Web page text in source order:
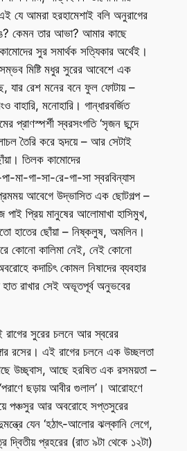
যে আমরা হরহামেশাই বলি অনুরাগের
কেমন তার আভা? আমার কাছে
সুর সমার্থক সত্যিকার অর্থেই।
মিষ্টি মধুর সুরের আবেশে এক
যার রেশ মনের বনে ফুল ফোটায় –
মনোহারি। গান্ধারবর্জিত
স্বরসংগতি ‘সৃজন ছন্দে
তৈরি করে হৃদয়ে – আর সেটাই
তিলক কামোদের
মা-গা-সা-রে-গা-সা স্বরবিন্যাস
আবেগে উদ্ভাসিত এক ছোটগল্প –
পাই প্রিয় মানুষের আলোমাখা হাসিমুখ,
হাতের ছোঁয়া – নিষ্কলুষ, অমলিন।
কোনো কালিমা নেই, নেই কোনো
কদাচিৎ কোমল নিষাদের ব্যবহার
হাত রাখার সেই অভূতপূর্ব অনুভবের
সুরের চলনে আর স্বরের
রসের। এই রাগের চলনে এক উচ্ছলতা
উচ্ছ্বাস, আছে হরষিত এক রসময়তা –
ছড়ায় আবীর গুলাল’। আরোহণে
পঞ্চসুর আর অবরোহে সপ্তসুরের
যেন ‘হঠাৎ-আলোর ঝল্‌কানি লেগে,
দ্বিতীয় প্রহরের (রাত ৯টা থেকে ১২টা)